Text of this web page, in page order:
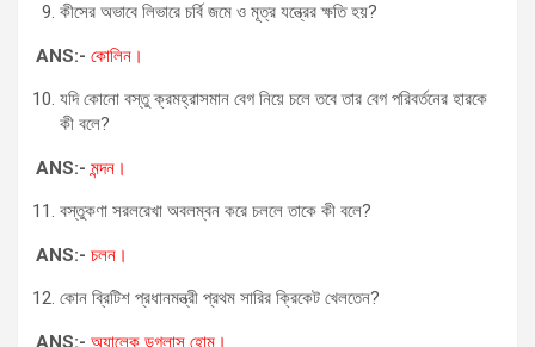
কীসের অভাবে লিভারে চর্বি জমে ও মূত্র যন্ত্রের ক্ষতি হয়?
ANS:- কোলিন।
যদি কোনো বস্তু ক্রমহ্রাসমান বেগ নিয়ে চলে তবে তার বেগ পরিবর্তনের হারকে
কী বলে?
ANS:- মন্দন।
বস্তুকণা সরলরেখা অবলম্বন করে চললে তাকে কী বলে?
ANS:- চলন।
কোন ব্রিটিশ প্রধানমন্ত্রী প্রথম সারির ক্রিকেট খেলতেন?
ANS:- অ্যালেক ডগলাস হোম।